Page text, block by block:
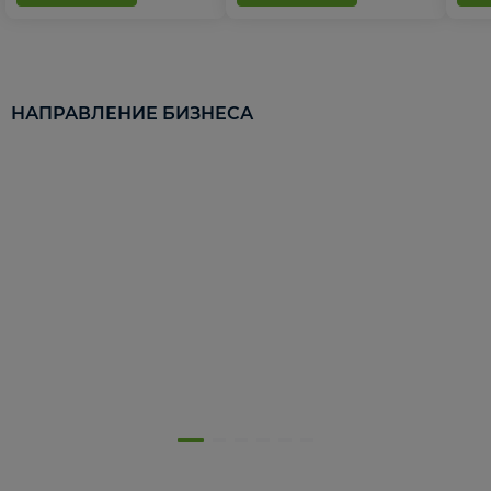
НАПРАВЛЕНИЕ БИЗНЕСА